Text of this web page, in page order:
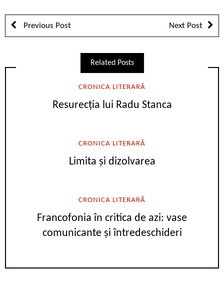
Previous Post Next Post
Related Posts
CRONICA LITERARĂ
Resurecția lui Radu Stanca
CRONICA LITERARĂ
Limita și dizolvarea
CRONICA LITERARĂ
Francofonia în critica de azi: vase
comunicante și întredeschideri